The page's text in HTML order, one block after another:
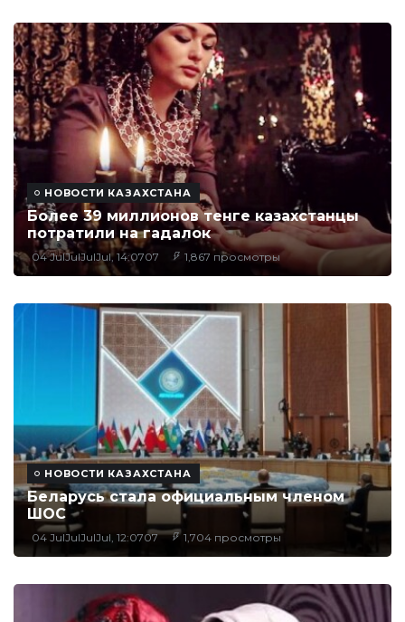
НОВОСТИ КАЗАХСТАНА
Более 39 миллионов тенге казахстанцы
потратили на гадалок
04 JulJulJulJul, 14:0707 1,867 просмотры
НОВОСТИ КАЗАХСТАНА
Беларусь стала официальным членом
ШОС
04 JulJulJulJul, 12:0707 1,704 просмотры